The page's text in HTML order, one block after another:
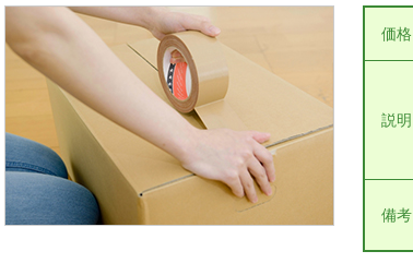
価格
説明
備考